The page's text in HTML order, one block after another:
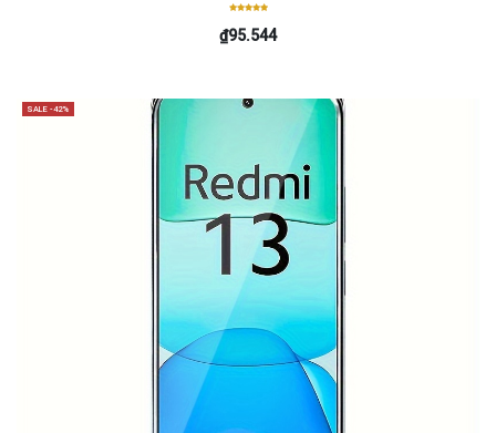
₫95.544
SALE -42%